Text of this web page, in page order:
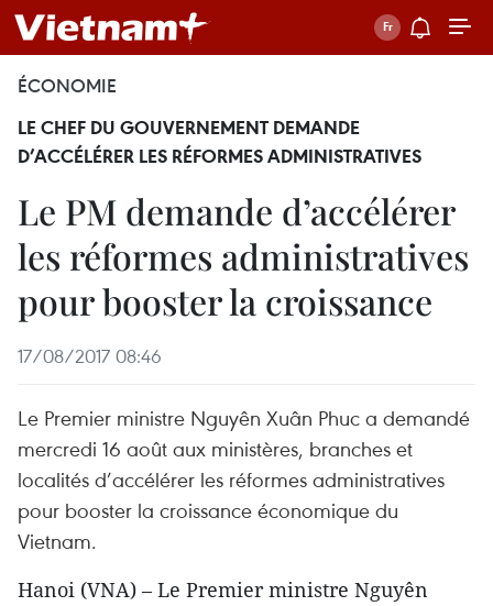
ÉCONOMIE
LE CHEF DU GOUVERNEMENT DEMANDE
D’ACCÉLÉRER LES RÉFORMES ADMINISTRATIVES
Le PM demande d’accélérer
les réformes administratives
pour booster la croissance
17/08/2017 08:46
Le Premier ministre Nguyên Xuân Phuc a demandé
mercredi 16 août aux ministères, branches et
localités d’accélérer les réformes administratives
pour booster la croissance économique du
Vietnam.
Hanoi (VNA) – Le Premier ministre Nguyên